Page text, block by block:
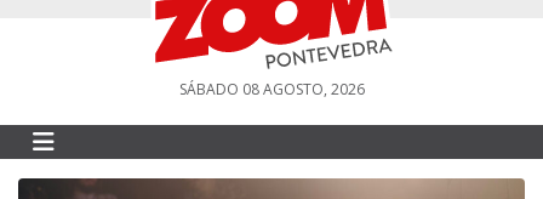
SÁBADO 08 AGOSTO, 2026